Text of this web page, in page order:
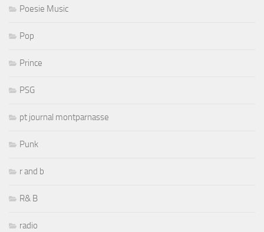
Poesie Music
Pop
Prince
PSG
pt journal montparnasse
Punk
r and b
R& B
radio